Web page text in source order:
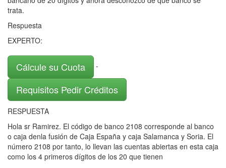
trata.
Respuesta
EXPERTO:
Cálcule su Cuota -
Requisitos Pedir Créditos
RESPUESTA
Hola sr Ramirez. El código de banco 2108 corresponde al banco
o caja denla fusión de Caja España y caja Salamanca y Soria. El
número 2108 por tanto, lo llevan las cuentas abiertas en esta caja
como los 4 primeros dígitos de los 20 que tienen